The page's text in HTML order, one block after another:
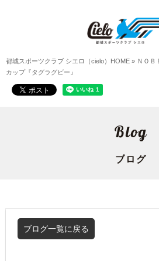
都城スポーツクラブ シエロ（cielo）HOME » ＮＯＢ
カップ『タグラグビー』
Blog
ブログ
ブログ一覧に戻る